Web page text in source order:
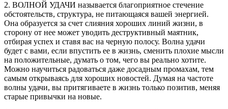
2. ВОЛНОЙ УДАЧИ называется благоприятное стечение
обстоятельств, структура, не питающаяся вашей энергией.
Она образуется за счет слияния хороших линий жизни, в
сторону от нее может уводить деструктивный маятник,
отбирая успех и ставя вас на черную полосу. Волна удачи
будет с вами, если впустить ее в жизнь, сменить плохие мысли
на положительные, думать о том, чего вы реально хотите.
Можно научиться радоваться даже досадным промахам, тем
самым открываясь для хороших новостей. Думая на частоте
волны удачи, вы притягиваете в жизнь только позитив, меняя
старые привычки на новые.